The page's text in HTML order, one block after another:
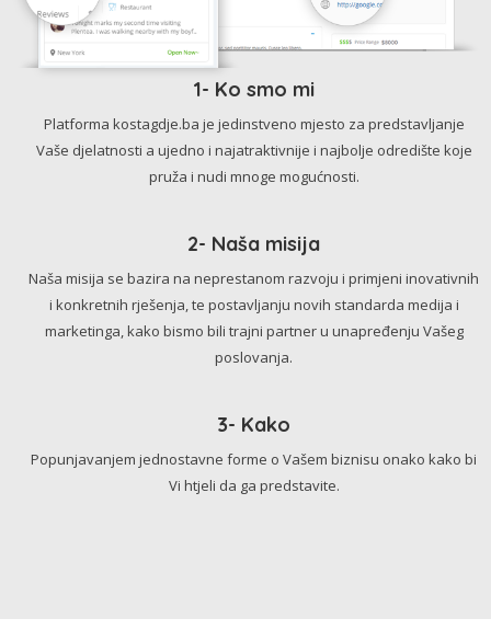
1- Ko smo mi
Platforma kostagdje.ba je jedinstveno mjesto za predstavljanje
Vaše djelatnosti a ujedno i najatraktivnije i najbolje odredište koje
pruža i nudi mnoge mogućnosti.
2- Naša misija
Naša misija se bazira na neprestanom razvoju i primjeni inovativnih
i konkretnih rješenja, te postavljanju novih standarda medija i
marketinga, kako bismo bili trajni partner u unapređenju Vašeg
poslovanja.
3- Kako
Popunjavanjem jednostavne forme o Vašem biznisu onako kako bi
Vi htjeli da ga predstavite.